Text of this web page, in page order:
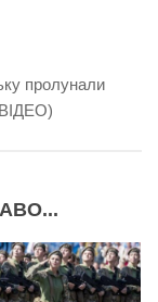
пролунали